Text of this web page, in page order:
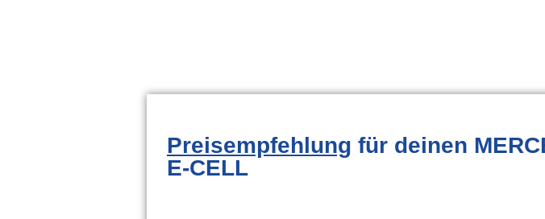
Preisempfehlung für deinen
E-CELL